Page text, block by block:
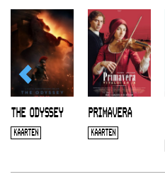
THE ODYSSEY
KAARTEN
PRIMAVERA
KAARTEN